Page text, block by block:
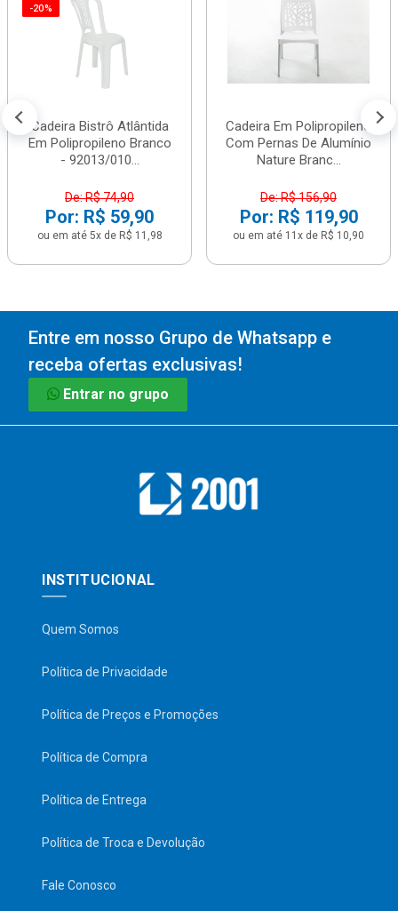
-20%
Cadeira Bistrô Atlântida
Em Polipropileno Branco
- 92013/010...
De: R$ 74,90
Por: R$ 59,90
ou em até 5x de R$ 11,98
Cadeira Em Polipropileno
Com Pernas De Alumínio
Nature Branc...
De: R$ 156,90
Por: R$ 119,90
ou em até 11x de R$ 10,90
Entre em nosso Grupo de Whatsapp e
receba ofertas exclusivas!
Entrar no grupo
INSTITUCIONAL
Quem Somos
Política de Privacidade
Política de Preços e Promoções
Política de Compra
Política de Entrega
Política de Troca e Devolução
Fale Conosco